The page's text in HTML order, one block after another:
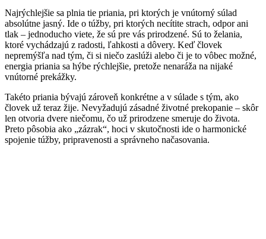
Najrýchlejšie sa plnia tie priania, pri ktorých je vnútorný súlad
absolútne jasný. Ide o túžby, pri ktorých necítite strach, odpor ani
tlak – jednoducho viete, že sú pre vás prirodzené. Sú to želania,
ktoré vychádzajú z radosti, ľahkosti a dôvery. Keď človek
nepremýšľa nad tým, či si niečo zaslúži alebo či je to vôbec možné,
energia priania sa hýbe rýchlejšie, pretože nenaráža na nijaké
vnútorné prekážky.
Takéto priania bývajú zároveň konkrétne a v súlade s tým, ako
človek už teraz žije. Nevyžadujú zásadné životné prekopanie – skôr
len otvoria dvere niečomu, čo už prirodzene smeruje do života.
Preto pôsobia ako „zázrak“, hoci v skutočnosti ide o harmonické
spojenie túžby, pripravenosti a správneho načasovania.